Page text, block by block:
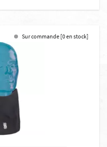
Sur commande [0 en stock]